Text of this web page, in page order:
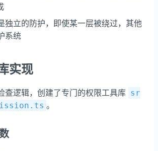
独立的防护，即使某一层被绕过，其他
系统
实现
查逻辑，创建了专门的权限工具库 sr
。